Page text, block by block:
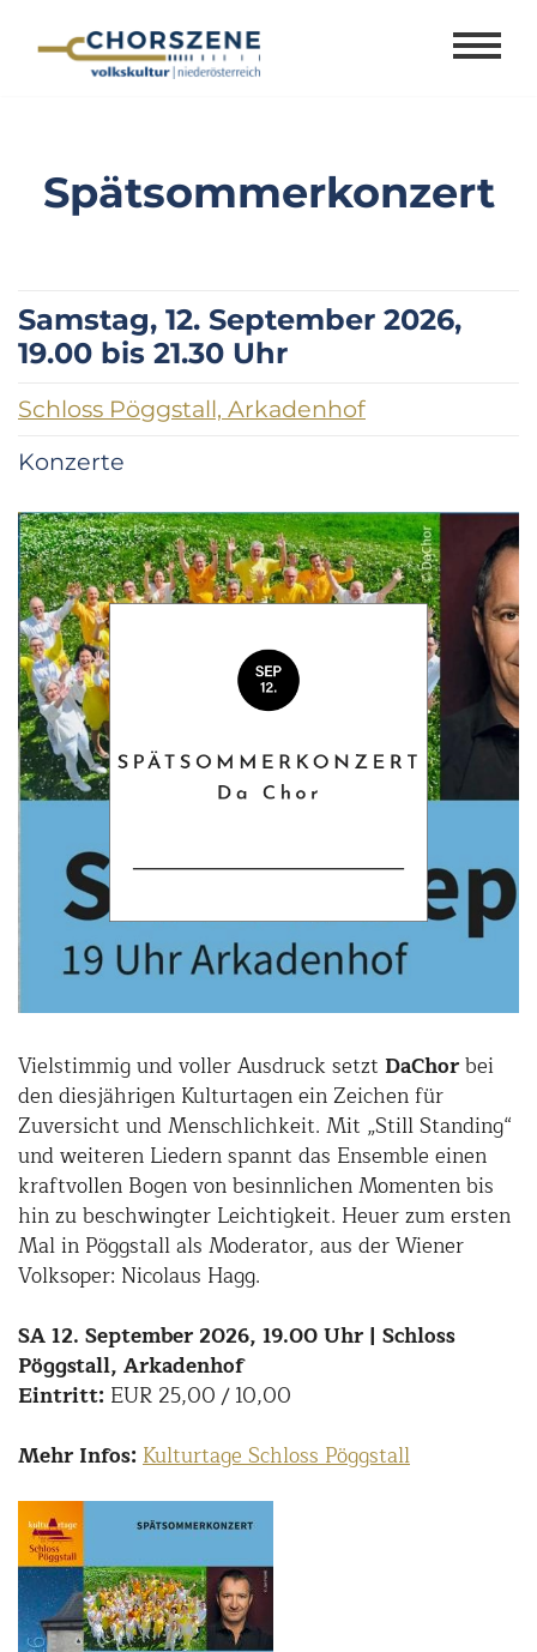
Spätsommerkonzert
Samstag, 12. September 2026,
19.00 bis 21.30 Uhr
Schloss Pöggstall, Arkadenhof
Konzerte
Vielstimmig und voller Ausdruck setzt DaChorbei
den diesjährigen Kulturtagen ein Zeichen für
Zuversicht und Menschlichkeit. Mit „Still Standing“
und weiteren Liedern spannt das Ensemble einen
kraftvollen Bogen von besinnlichen Momenten bis
hin zu beschwingter Leichtigkeit. Heuer zum ersten
Mal in Pöggstall als Moderator, aus der Wiener
Volksoper: Nicolaus Hagg.
SA 12. September 2026, 19.00 Uhr | Schloss
Pöggstall, Arkadenhof
Eintritt: EUR 25,00 / 10,00
Mehr Infos:Kulturtage Schloss Pöggstall